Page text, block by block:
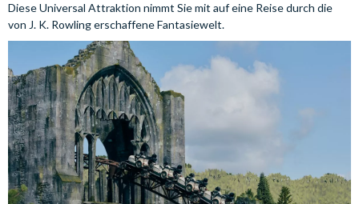
Diese Universal Attraktion nimmt Sie mit auf eine Reise durch die
von J. K. Rowling erschaffene Fantasiewelt.